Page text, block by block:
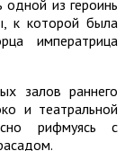
из героинь
к которой была
императрица
залов раннего
и театральной
рифмуясь с